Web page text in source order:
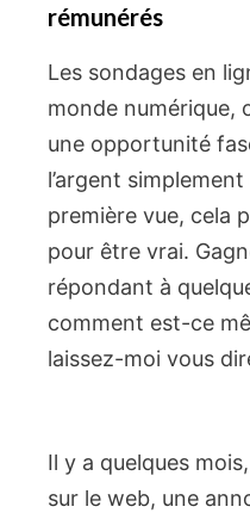
rémunérés
Les sondages en
monde numérique,
une opportunité
l’argent
première vue, cela
pour être vrai.
répondant à
comment est-ce
laissez-moi vous
Il y a quelques
sur le web, une